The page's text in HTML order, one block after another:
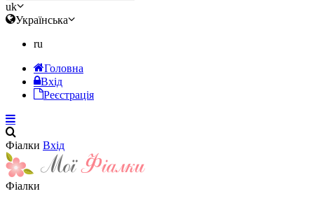
uk
Українська
ru
Головна
Вхід
Реєстрація
Фіалки Вхід
Фіалки